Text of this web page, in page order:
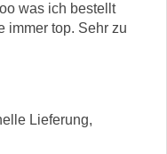
was ich bestellt
immer top. Sehr zu
Lieferung,